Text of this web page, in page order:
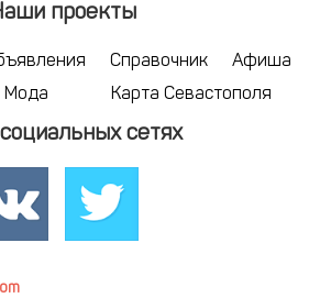
проекты
Справочник
Афиша
Мода Карта Севастополя
сетях